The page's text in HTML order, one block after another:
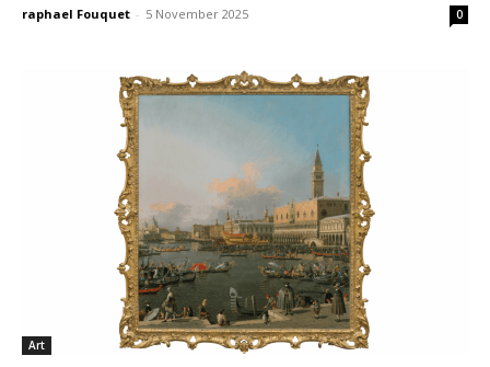
raphael Fouquet - 5 November 2025 0
Art